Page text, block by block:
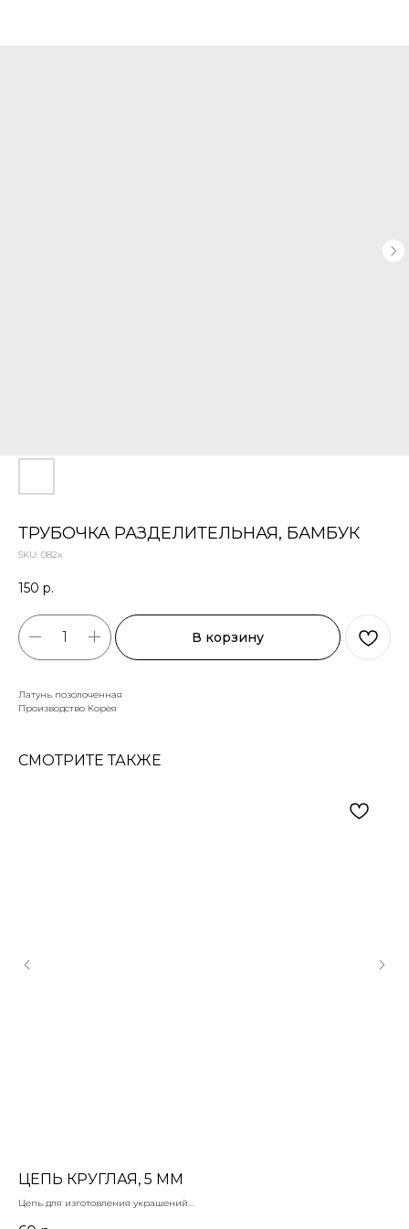
ТРУБОЧКА РАЗДЕЛИТЕЛЬНАЯ, БАМБУК
SKU: 082к
150 р.
В корзину
Латунь позолоченная
Производство Корея
СМОТРИТЕ ТАКЖЕ
ЦЕПЬ КРУГЛАЯ, 5 ММ
Цепь для изготовления украшений